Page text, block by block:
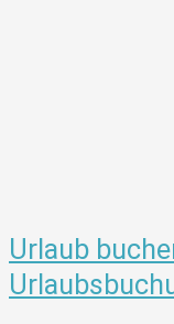
Urlaub